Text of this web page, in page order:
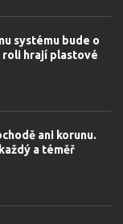
systému bude o
roli hrají plastové
ani korunu.
a téměř